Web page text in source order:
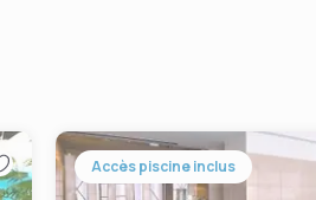
Accès piscine inclus